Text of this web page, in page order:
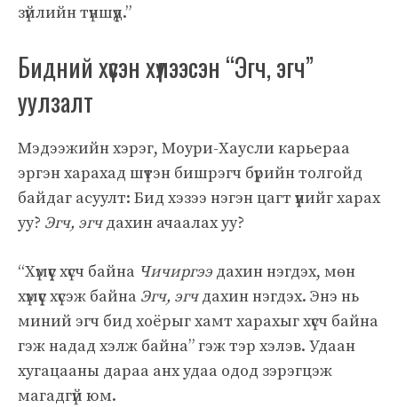
зүйлийн түншүүд.”
Бидний хүсэн хүлээсэн “Эгч, эгч”
уулзалт
Мэдээжийн хэрэг, Моури-Хаусли карьераа
эргэн харахад шүтэн бишрэгч бүрийн толгойд
байдаг асуулт: Бид хэзээ нэгэн цагт үүнийг харах
уу? Эгч, эгчдахин ачаалах уу?
“Хүмүүс хүсч байна Чичиргээ дахин нэгдэх, мөн
хүмүүс хүсэж байна Эгч, эгчдахин нэгдэх. Энэ нь
миний эгч бид хоёрыг хамт харахыг хүсч байна
гэж надад хэлж байна” гэж тэр хэлэв. Удаан
хугацааны дараа анх удаа одод зэрэгцэж
магадгүй юм.